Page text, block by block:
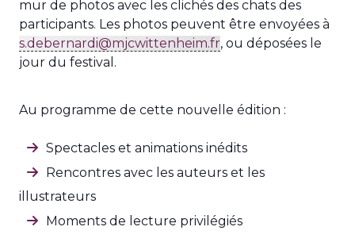
mur de photos avec les clichés des chats des
participants. Les photos peuvent être envoyées à
s.debernardi@mjcwittenheim.fr, ou déposées le
jour du festival.
Au programme de cette nouvelle édition :
Spectacles et animations inédits
Rencontres avec les auteurs et les
illustrateurs
Moments de lecture privilégiés